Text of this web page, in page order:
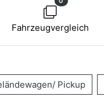
Fahrzeugvergleich
Pickup